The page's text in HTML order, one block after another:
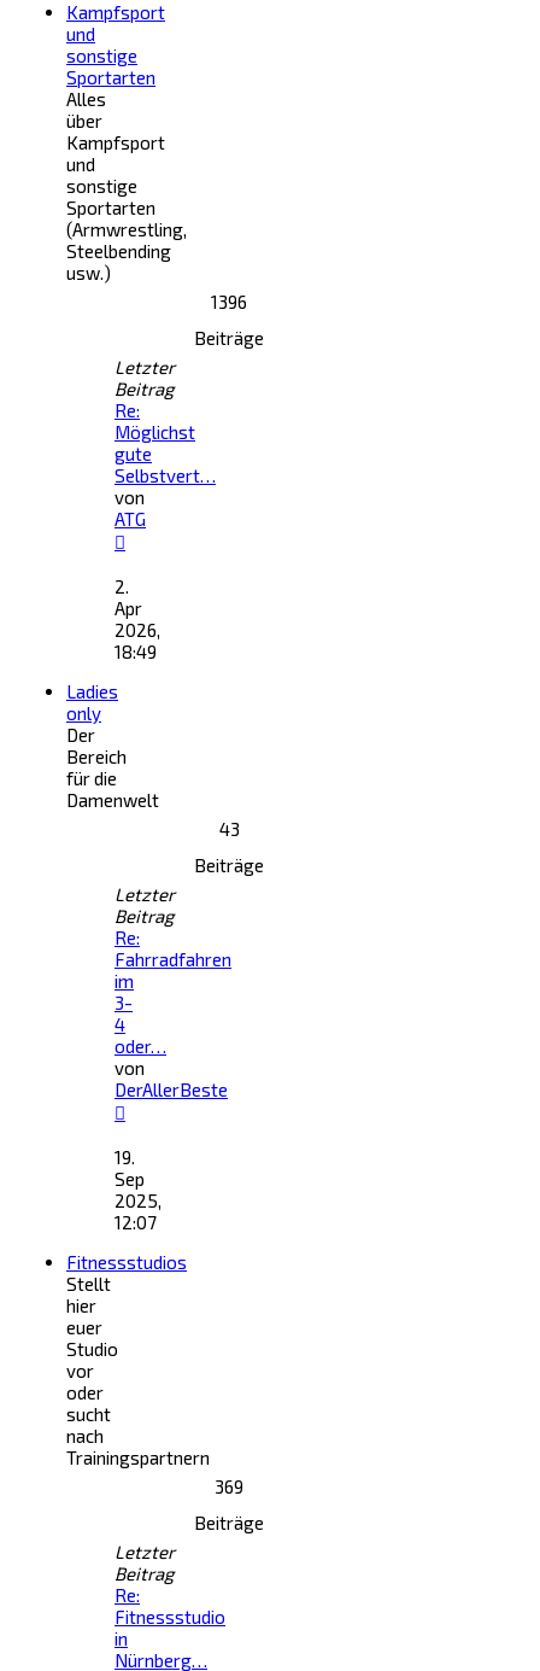
Kampfsport
und
sonstige
Sportarten
Alles
über
Kampfsport
und
sonstige
Sportarten
(Armwrestling,
Steelbending
usw.)
1396
Beiträge
Letzter
Beitrag
Re:
Möglichst
gute
Selbstvert…
von
ATG
Beitrag
2.
Apr
2026,
18:49
Ladies
only
Der
Bereich
für die
Damenwelt
43
Beiträge
Letzter
Beitrag
Re:
Fahrradfahren
im
3-
4
oder…
von
DerAllerBeste
Beitrag
19.
Sep
2025,
12:07
Fitnessstudios
Stellt
hier
euer
Studio
vor
oder
sucht
nach
Trainingspartnern
369
Beiträge
Letzter
Beitrag
Re:
Fitnessstudio
in
Nürnberg…